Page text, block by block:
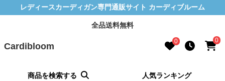
レディースカーディガン専門通販サイト カーディブルーム
全品送料無料
Cardibloom 0 0
商品を検索する 人気ランキング